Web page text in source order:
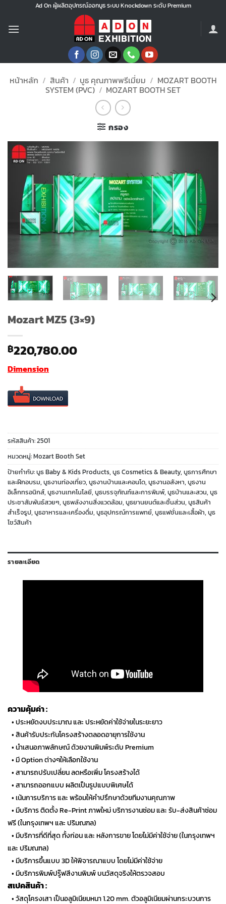
ยัง
Ad On ผู้ผลิตอุปกรณ์ออกบูธ ระบบ Knockdown ระดับ Premium
หน้าหลัก / สินค้า / บูธ คุณภาพพรีเมี่ยม / MOZART BOOTH
SYSTEM (PVC) / MOZART BOOTH SET
กรอง
Mozart MZ5 (3×9)
฿220,780.00
Dimension
รหัสสินค้า:2501
หมวดหมู่:Mozart Booth Set
ป้ายกำกับ:บูธ Baby & Kids Products, บูธ Cosmetics & Beauty, บูธการศึกษา
และฝึกอบรม, บูธงานท่องเที่ยว, บูธงานบ้านและคอนโด, บูธงานอสังหา, บูธงาน
อิเล็กทรอนิกส์, บูธงานเทคโนโลยี, บูธบรรจุภัณฑ์และการพิมพ์, บูธบ้านและสวน, บูธ
ประชาสัมพันธ์สวยๆ, บูธพลังงานสิ่งแวดล้อม, บูธยานยนต์และชิ้นส่วน, บูธสินค้า
สำเร็จรูป, บูธอาหารและเครื่องดื่ม, บูธอุปกรณ์การแพทย์, บูธแฟชั่นและเสื้อผ้า, บูธ
โชว์สินค้า
รายละเอียด
ความคุ้มค่า :
• ประหยัดงบประมาณ และ ประหยัดค่าใช้จ่ายในระยะยาว
• สินค้ารับประกันโครงสร้างตลอดอายุการใช้งาน
• นำเสนอภาพลักษณ์ ด้วยงานพิมพ์ระดับ Premium
• มี Option ต่างๆให้เลือกใช้งาน
• สามารถปรับเปลี่ยน ลดหรือเพิ่ม โครงสร้างได้
• สามารถออกแบบ ผลิตเป็นรูปแบบพิเศษได้
• เน้นการบริการ และ พร้อมให้คำปรึกษาด้วยทีมงานคุณภาพ
• มีบริการ ติดตั้ง Re-Print ภาพใหม่ บริการงานซ่อม และ รับ-ส่งสินค้าซ่อม
ฟรี (ในกรุงเทพฯ และ ปริมณฑล)
• มีบริการที่ดีที่สุด ทั้งก่อน และ หลังการขาย โดยไม่มีค่าใช้จ่าย (ในกรุงเทพฯ
และ ปริมณฑล)
• มีบริการขึ้นแบบ 3D ให้พิจารณาแบบ โดยไม่มีค่าใช้จ่าย
• มีบริการพิมพ์ปรู๊ฟสีงานพิมพ์ บนวัสดุจริงให้ตรวจสอบ
สเปคสินค้า :
• วัสดุโครงเสา เป็นอลูมิเนียมหนา 1.20 mm. ตัวอลูมิเนียมผ่านกระบวนการ